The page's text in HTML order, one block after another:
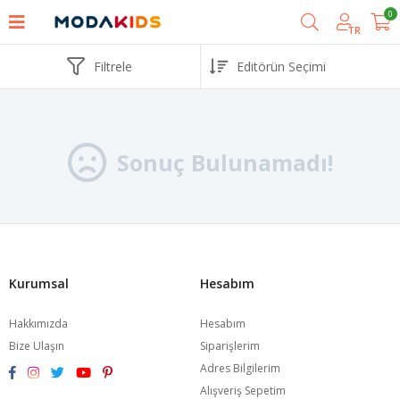
TR
0
Filtrele
Sonuç Bulunamadı!
Kurumsal
Hakkımızda
Bize Ulaşın
Hesabım
Hesabım
Siparişlerim
Adres Bilgilerim
Alışveriş Sepetim